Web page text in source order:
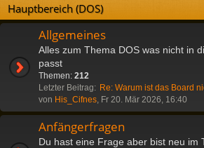
Hauptbereich (DOS)
Allgemeines
Alles zum Thema DOS was nicht in
passt
Themen: 212
Letzter Beitrag: Re: Warum ist das Board
von His_Cifnes, Fr 20. Mär 2026, 16:40
Anfängerfragen
Du hast eine Frage aber bist neu im